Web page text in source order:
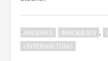
ANDERES IMMOBILIEN ,
UNTERHALTUNG